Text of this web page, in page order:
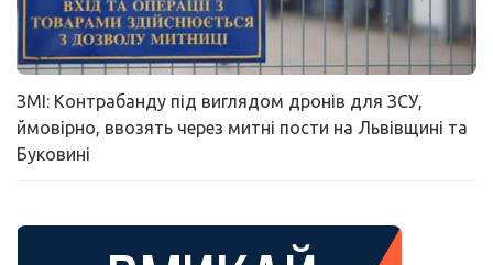
ЗМІ: Контрабанду під виглядом дронів для ЗСУ,
ймовірно, ввозять через митні пости на Львівщині та
Буковині